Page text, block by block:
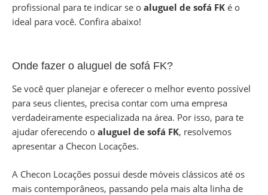
profissional para te indicar se o aluguel de sofá FK é o
ideal para você. Confira abaixo!
Onde fazer o aluguel de sofá FK?
Se você quer planejar e oferecer o melhor evento possível
para seus clientes, precisa contar com uma empresa
verdadeiramente especializada na área. Por isso, para te
ajudar oferecendo o aluguel de sofá FK, resolvemos
apresentar a Checon Locações.
A Checon Locações possui desde móveis clássicos até os
mais contemporâneos, passando pela mais alta linha de